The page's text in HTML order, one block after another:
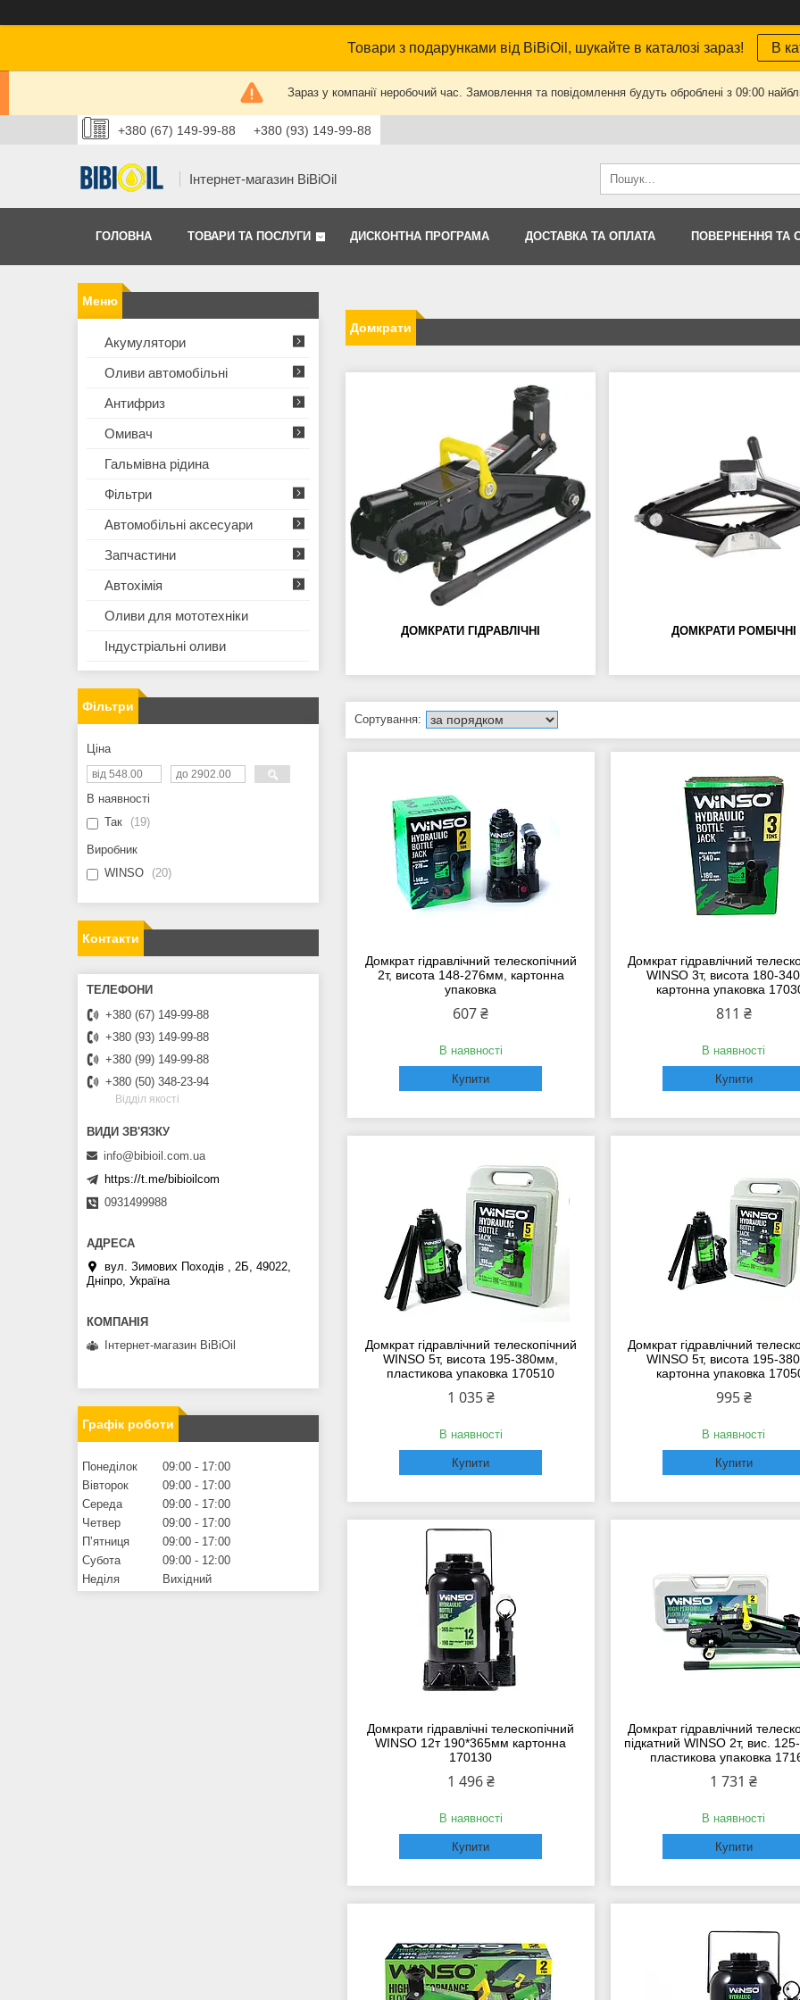
Товари з подарунками від BiBiOil, шукайте в каталозі зараз! В
Зараз у компанії неробочий час. Замовлення та повідомлення будуть оброблені з 09:00
+380 (67) 149-99-88 +380 (93) 149-99-88
Інтернет-магазин BiBiOil
ГОЛОВНА ТОВАРИ ТА ПОСЛУГИ ДИСКОНТНА ПРОГРАМА ДОСТАВКА ТА ОПЛАТА ПОВЕРНЕННЯ ТА
Домкрати
ДОМКРАТИ ГІДРАВЛІЧНІ ДОМКРАТИ РОМБІЧНІ
Домкрат гідравлічний телескопічний
2т, висота 148-276мм, картонна
упаковка
607 ₴
В наявності
Купити
Домкрат гідравлічний
WINSO 3т, висота 180-
картонна упаковка
811 ₴
В наявності
Купити
Домкрат гідравлічний телескопічний
WINSO 5т, висота 195-380мм,
пластикова упаковка 170510
1 035 ₴
В наявності
Купити
Домкрат гідравлічний
WINSO 5т, висота 195-
картонна упаковка
995 ₴
В наявності
Купити
Домкрати гідравлічні телескопічний
WINSO 12т 190*365мм картонна
170130
1 496 ₴
В наявності
Купити
Домкрат гідравлічний
підкатний WINSO 2т, вис.
пластикова упаковка
1 731 ₴
В наявності
Купити
Акумулятори
Оливи автомобільні
Антифриз
Омивач
Гальмівна рідина
Фільтри
Автомобільні аксесуари
Запчастини
Автохімія
Оливи для мототехнiки
Iндустрiальнi оливи
Фільтри
Ціна
В наявності
Так
19
Виробник
WINSO
20
Контакти
+380 (67) 149-99-88
+380 (93) 149-99-88
+380 (99) 149-99-88
+380 (50) 348-23-94
Вiддiл якостi
info@bibioil.com.ua
https://t.me/bibioilcom
0931499988
вул. Зимових Походiв , 2Б, 49022,
Дніпро, Україна
Інтернет-магазин BiBiOil
Графік роботи
Понеділок 09:00
17:00
Вівторок
09:00
17:00
Середа
09:00
17:00
Четвер
09:00
17:00
Пʼятниця
09:00
17:00
Субота
09:00
12:00
Неділя
Вихідний